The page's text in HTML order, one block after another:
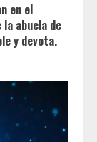
en el
abuela de
y devota.